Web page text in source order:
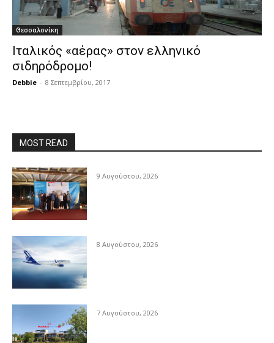
Θεσσαλονίκη
Ιταλικός «αέρας» στον ελληνικό
σιδηρόδρομο!
Debbie - 8 Σεπτεμβρίου, 2017
MOST READ
9 Αυγούστου, 2026
8 Αυγούστου, 2026
7 Αυγούστου, 2026